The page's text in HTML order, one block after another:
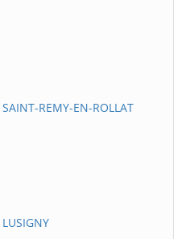
REMY-EN-ROLLAT